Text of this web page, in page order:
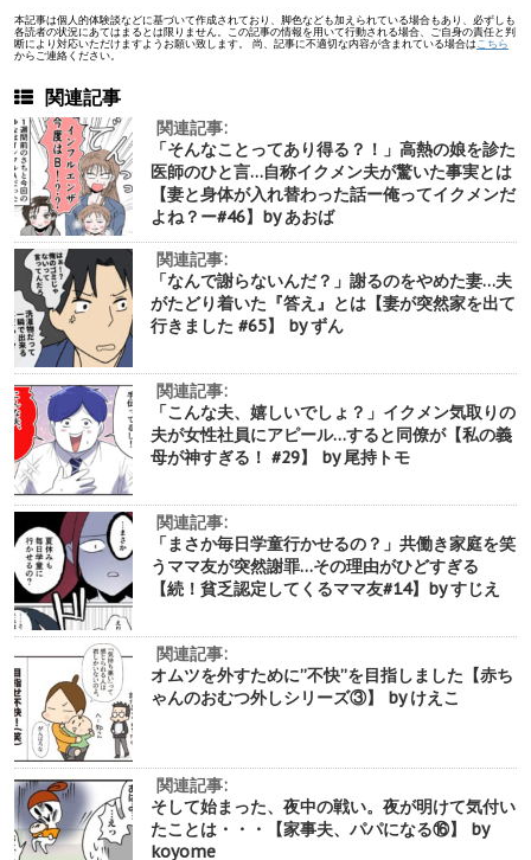
本記事は個人的体験談などに基づいて作成されており、脚色なども加えられている場合もあり、必ずしも
各読者の状況にあてはまるとは限りません。この記事の情報を用いて行動される場合、ご自身の責任と判
断により対応いただけますようお願い致します。 尚、記事に不適切な内容が含まれている場合は こちら
からご連絡ください。
関連記事
関連記事:
「そんなことってあり得る？！」高熱の娘を診た
医師のひと言…自称イクメン夫が驚いた事実とは
【妻と身体が入れ替わった話ー俺ってイクメンだ
よね？ー#46】by あおば
関連記事:
「なんで謝らないんだ？」謝るのをやめた妻…夫
がたどり着いた『答え』とは【妻が突然家を出て
行きました #65】 by ずん
関連記事:
「こんな夫、嬉しいでしょ？」イクメン気取りの
夫が女性社員にアピール…すると同僚が【私の義
母が神すぎる！ #29】 by 尾持トモ
関連記事:
「まさか毎日学童行かせるの？」共働き家庭を笑
うママ友が突然謝罪…その理由がひどすぎる
【続！貧乏認定してくるママ友#14】by すじえ
関連記事:
オムツを外すために”不快”を目指しました【赤ち
ゃんのおむつ外しシリーズ③】 by けえこ
関連記事:
そして始まった、夜中の戦い。夜が明けて気付い
たことは・・・【家事夫、パパになる⑯】 by
koyome